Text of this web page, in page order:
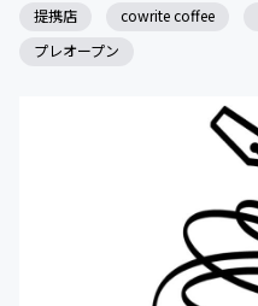
提携店 cowrite coffee
プレオープン